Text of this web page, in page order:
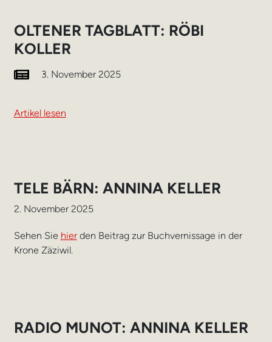
OLTENER TAGBLATT: RÖBI
KOLLER
3. November 2025
Artikel lesen
TELE BÄRN: ANNINA KELLER
2. November 2025
Sehen Sie hierden Beitrag zur Buchvernissage in der
Krone Zäziwil.
RADIO MUNOT: ANNINA KELLER